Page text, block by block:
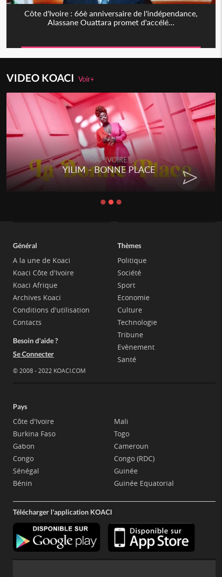
Côte d'Ivoire : 66è anniversaire de l'indépendance,
Alassane Ouattara promet d'accélé...
VIDEO KOACIVoir+
RAP IVOIRE
YILIM - BONNE PLACE
Général
A la une de Koaci
Koaci Côte d'Ivoire
Koaci Afrique
Archives Koaci
Conditions d'utilisation
Contacts
Besoin d'aide ?
Se Connecter
© 2008 - 2022 KOACI.COM
Thèmes
Politique
Société
Sport
Economie
Culture
Technologie
Tribune
Evènement
Santé
Pays
Côte d'Ivoire
Burkina Faso
Gabon
Congo
Sénégal
Bénin
Mali
Togo
Cameroun
Congo (RDC)
Guinée
Guinée Equatorial
Télécharger l'application KOACI